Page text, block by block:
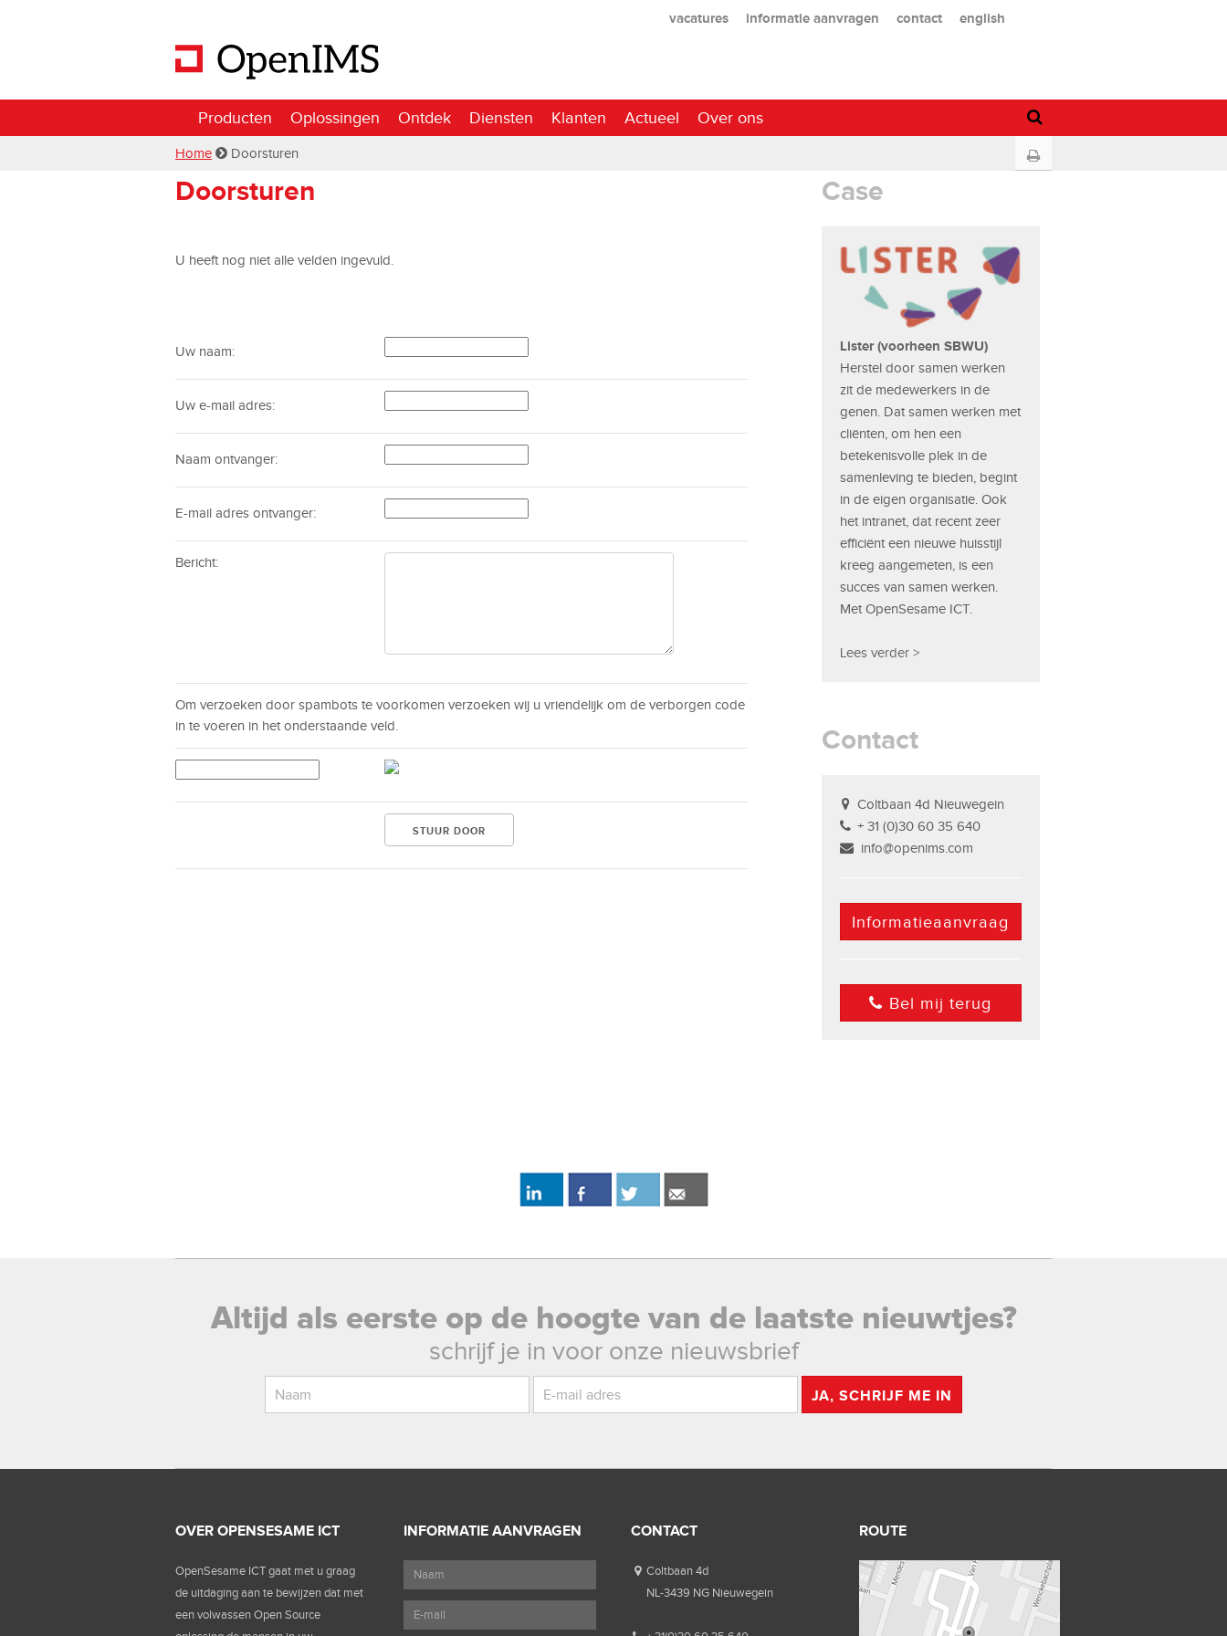
vacatures informatie aanvragen contact english
Producten Oplossingen Ontdek Diensten Klanten Actueel Over ons
Home Doorsturen
Doorsturen
U heeft nog niet alle velden ingevuld.
Uw naam:
Uw e-mail adres:
Naam ontvanger:
E-mail adres ontvanger:
Bericht:
Om verzoeken door spambots te voorkomen verzoeken wij u vriendelijk om de verborgen code
in te voeren in het onderstaande veld.
Case
Lister (voorheen SBWU)
Herstel door samen werken
zit de medewerkers in de
genen. Dat samen werken met
cliënten, om hen een
betekenisvolle plek in de
samenleving te bieden, begint
in de eigen organisatie. Ook
het intranet, dat recent zeer
efficiënt een nieuwe huisstijl
kreeg aangemeten, is een
succes van samen werken.
Met OpenSesame ICT.
Lees verder >
Contact
Coltbaan 4d Nieuwegein
+ 31 (0)30 60 35 640
info@openims.com
Informatieaanvraag
Bel mij terug
Altijd als eerste op de hoogte van de laatste nieuwtjes?
schrijf je in voor onze nieuwsbrief
JA, SCHRIJF ME IN
OVER OPENSESAME ICT
OpenSesame ICT gaat met u graag
de uitdaging aan te bewijzen dat met
een volwassen Open Source
INFORMATIE AANVRAGEN CONTACT
Coltbaan 4d
NL-3439 NG Nieuwegein
ROUTE